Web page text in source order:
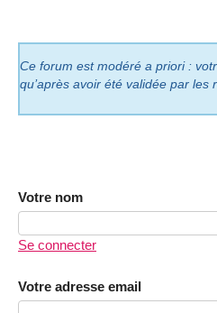
Ce forum est modéré a priori :
qu’après avoir été validée par les
Votre nom
Se connecter
Votre adresse email